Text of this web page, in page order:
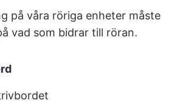
på våra röriga enheter måste
vad som bidrar till röran.